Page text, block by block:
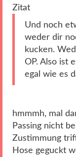
Zitat
Und noch
weder dir
kucken.
OP. Also ist
egal wie es
hmmmh, mal
Passing nicht
Zustimmung
Hose geguckt